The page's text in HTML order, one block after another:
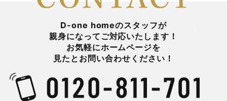
日々のこと
2025年11月
D-one homeのスタッフが
親身になってご対応いたします！
お気軽にホームページを
見たとお問い合わせください！